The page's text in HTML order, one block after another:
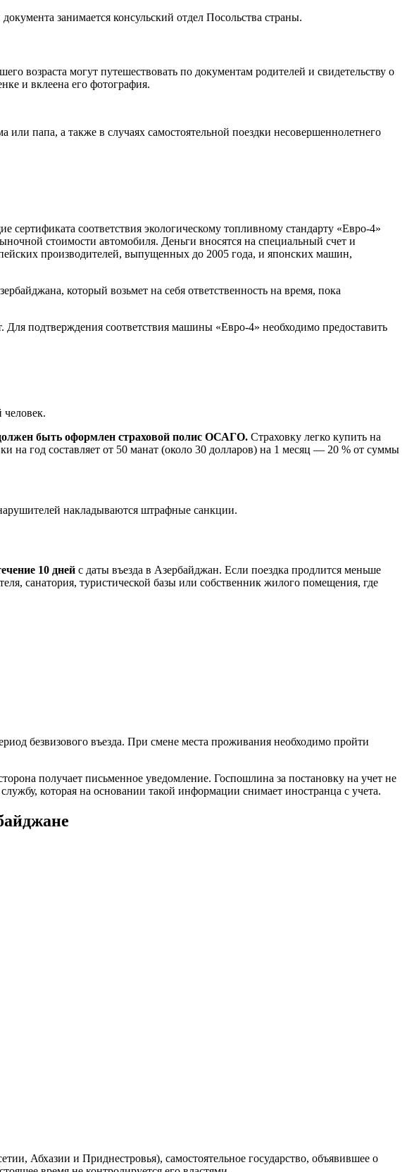
занимается консульский отдел Посольства страны.
возраста могут путешествовать по документам родителей и свидетельству о
и вклеена его фотография.
папа, а также в случаях самостоятельной поездки несовершеннолетнего
соответствия экологическому топливному стандарту «Евро-4»
стоимости автомобиля. Деньги вносятся на специальный счет и
производителей, выпущенных до 2005 года, и японских машин,
который возьмет на себя ответственность на время, пока
Для подтверждения соответствия машины «Евро-4» необходимо предоставить
человек.
быть оформлен страховой полис ОСАГО. Страховку легко купить на
на год составляет от 50 манат (около 30 долларов) на 1 месяц — 20 % от суммы
накладываются штрафные санкции.
10 дней с даты въезда в Азербайджан. Если поездка продлится меньше
санатория, туристической базы или собственник жилого помещения, где
безвизового въезда. При смене места проживания необходимо пройти
получает письменное уведомление. Госпошлина за постановку на учет не
которая на основании такой информации снимает иностранца с учета.
Абхазии и Приднестровья), самостоятельное государство, объявившее о